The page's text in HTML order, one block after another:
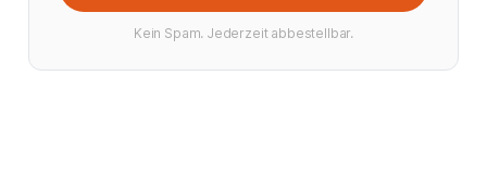
Kein Spam. Jederzeit abbestellbar.